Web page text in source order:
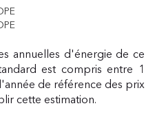
annuelles d'énergie de ce
est compris entre 1
de référence des prix
cette estimation.